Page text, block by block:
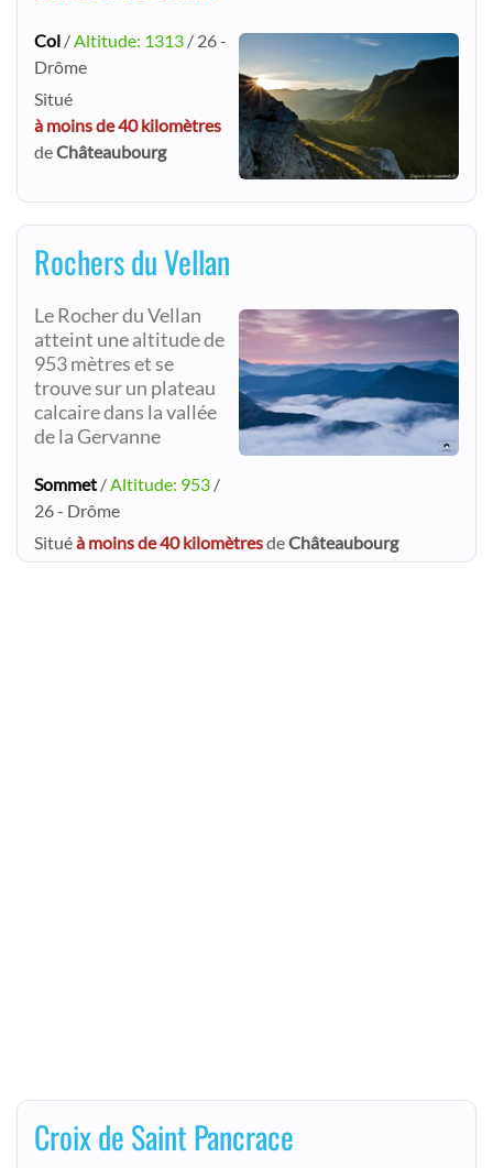
Col /Altitude: 1313 / 26 -
Drôme
Situé
à moins de 40 kilomètres
deChâteaubourg
Rochers du Vellan
Le Rocher du Vellan
atteint une altitude de
953 mètres et se
trouve sur un plateau
calcaire dans la vallée
de la Gervanne
Sommet / Altitude: 953 /
26 - Drôme
Situéà moins de 40 kilomètresdeChâteaubourg
Croix de Saint Pancrace